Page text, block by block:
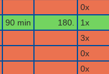
0x
90 min 180.
1x
3x
0x
0x